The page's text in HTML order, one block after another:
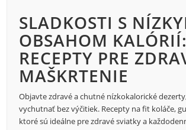
SLADKOSTI S
OBSAHOM KALÓRIÍ:
RECEPTY PRE
MAŠKRTENIE
Objavte zdravé a chutné nízkokalorické
vychutnať bez výčitiek. Recepty na fit koláče,
ktoré sú ideálne pre zdravé sviatky a